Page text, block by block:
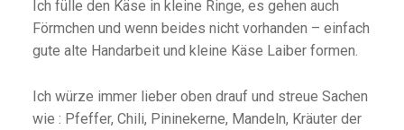
Ich fülle den Käse in kleine Ringe, es gehen auch
Förmchen und wenn beides nicht vorhanden – einfach
gute alte Handarbeit und kleine Käse Laiber formen.
Ich würze immer lieber oben drauf und streue Sachen
wie : Pfeffer, Chili, Pininekerne, Mandeln, Kräuter der